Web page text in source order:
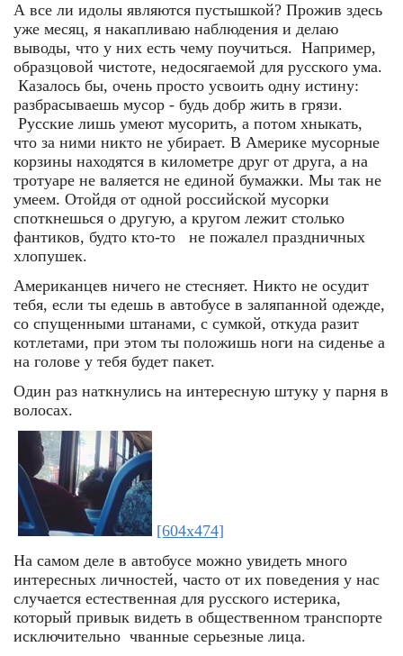
А все ли идолы являются пустышкой? Прожив здесь
уже месяц, я накапливаю наблюдения и делаю
выводы, что у них есть чему поучиться. Например,
образцовой чистоте, недосягаемой для русского ума.
Казалось бы, очень просто усвоить одну истину:
разбрасываешь мусор - будь добр жить в грязи.
Русские лишь умеют мусорить, а потом хныкать,
что за ними никто не убирает. В Америке мусорные
корзины находятся в километре друг от друга, а на
тротуаре не валяется не единой бумажки. Мы так не
умеем. Отойдя от одной российской мусорки
споткнешься о другую, а кругом лежит столько
фантиков, будто кто-то не пожалел праздничных
хлопушек.
Американцев ничего не стесняет. Никто не осудит
тебя, если ты едешь в автобусе в заляпанной одежде,
со спущенными штанами, с сумкой, откуда разит
котлетами, при этом ты положишь ноги на сиденье а
на голове у тебя будет пакет.
Один раз наткнулись на интересную штуку у парня в
волосах.
[604x474]
На самом деле в автобусе можно увидеть много
интересных личностей, часто от их поведения у нас
случается естественная для русского истерика,
который привык видеть в общественном транспорте
исключительно чванные серьезные лица.